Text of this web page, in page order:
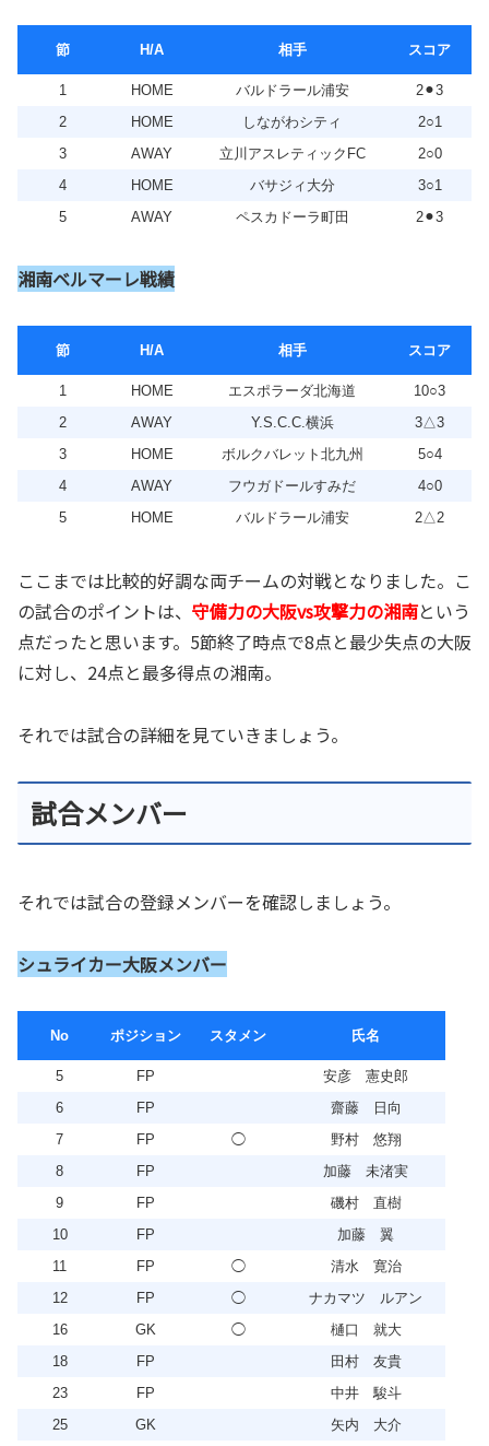
節 H/A 相手 スコア
1 HOME バルドラール浦安
2⚫︎3
2
HOME しながわシティ
2○1
3
AWAY 立川アスレティックFC
2○0
4
HOME バサジィ大分
3○1
5
AWAY ペスカドーラ町田 2⚫︎3
湘南ベルマーレ戦績
節 H/A 相手 スコア
1 HOME エスポラーダ北海道
10○3
2
AWAY Y.S.C.C.横浜
3△3
3
HOME ボルクバレット北九州
5○4
4
AWAY フウガドールすみだ
4○0
5
HOME バルドラール浦安 2△2
ここまでは比較的好調な両チームの対戦となりました。こ
の試合のポイントは、 守備力の大阪vs攻撃力の湘南という
点だったと思います。 5節終了時点で8点と最少失点の大阪
に対し、 24点と最多得点の湘南。
それでは試合の詳細を見ていきましょう。
試合メンバー
それでは試合の登録メンバーを確認しましょう。
シュライカー大阪メンバー
No ポジション スタメン 氏名
5 FP
安彦 憲史郎
6
FP
齋藤 日向
7
FP ◯
野村 悠翔
8
FP
加藤 未渚実
9
FP
磯村 直樹
10
FP
加藤 翼
11
FP ◯
清水 寛治
12
FP ◯
ナカマツ ルアン
16
GK ◯
樋口 就大
18
FP
田村 友貴
23
FP
中井 駿斗
25
GK 矢内 大介